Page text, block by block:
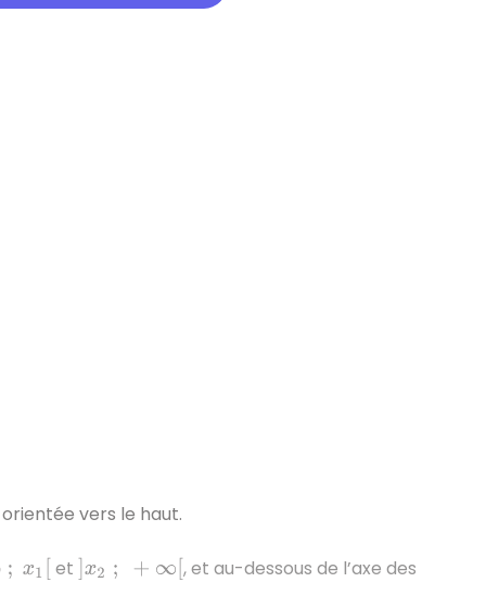
vers le haut.
1[ et ]x2 + ∞[
, et au-dessous de l’axe des